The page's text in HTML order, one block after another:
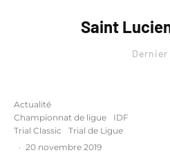
Saint
Dernier
Actualité
Championnat de ligue
IDF
Trial Classic
Trial de Ligue
· 20 novembre 2019